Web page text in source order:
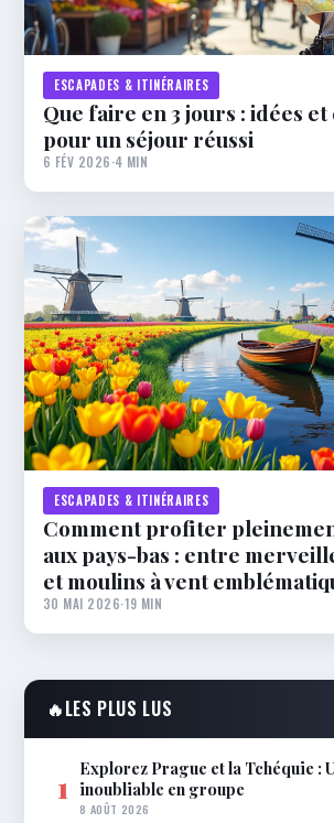
ESCAPADES & ITINÉRAIRES
Que faire en 3 jours : idées et
pour un séjour réussi
6 FÉV 2026·4 MIN
ESCAPADES & ITINÉRAIRES
Comment profiter
aux pays-bas : entre
et moulins à vent
30 MAI 2026·19 MIN
🔥LES PLUS LUS
1 Explorez Prague et la Tchéquie :
inoubliable en groupe
8 AOÛT 2026